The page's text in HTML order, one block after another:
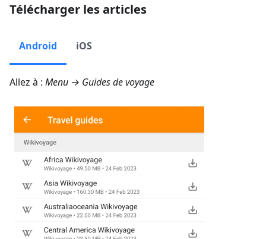
Télécharger les articles
Android iOS
Allez à : Menu → Guides de voyage